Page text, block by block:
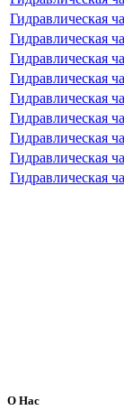
Гидравлическая
Гидравлическая
Гидравлическая
Гидравлическая
Гидравлическая
Гидравлическая
Гидравлическая
Гидравлическая
Гидравлическая
О Нас